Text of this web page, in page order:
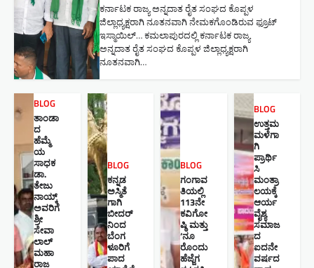
ಕರ್ನಾಟಕ ರಾಜ್ಯ ಅನ್ನದಾತ ರೈತ ಸಂಘದ ಕೊಪ್ಪಳ
ಜಿಲ್ಲಾಧ್ಯಕ್ಷರಾಗಿ ನೂತನವಾಗಿ ನೇಮಕಗೊಂಡಿರುವ ಫ್ರೂಟ್
ಇಸ್ಮಾಯಿಲ್… ಕಮಲಾಪುರದಲ್ಲಿ ಕರ್ನಾಟಕ ರಾಜ್ಯ
ಅನ್ನದಾತ ರೈತ ಸಂಘದ ಕೊಪ್ಪಳ ಜಿಲ್ಲಾಧ್ಯಕ್ಷರಾಗಿ
ನೂತನವಾಗಿ…
BLOG
ತಾಂಡಾ
ದ
ಹೆಮ್ಮೆ
ಯ
ಸಾಧಕ
ಡಾ.
ತೇಜು
ನಾಯ್ಕ್
ಅವರಿಗೆ
ಶ್ರೀ
ಸೇವಾ
ಲಾಲ್
ಮಹಾ
ರಾಜ
BLOG
ಕನ್ನಡ
ಅಸ್ಮಿತೆ
ಗಾಗಿ
ಬೀದರ್
ನಿಂದ
ಬೆಂಗ
ಳೂರಿಗೆ
ಪಾದ
BLOG
ಗಂಗಾವ
ತಿಯಲ್ಲಿ
113ನೇ
ಕವಿಗೋ
ಷ್ಠಿ ಮತ್ತು
‘ನೂ
ರೊಂದು
ಹೆಜ್ಜೆಗ
BLOG
ಉತ್ತಮ
ಮಳೆಗಾ
ಗಿ
ಪ್ರಾರ್ಥಿ
ಸಿ
ಮಂತ್ರಾ
ಲಯಕ್ಕೆ
ಆರ್ಯ
ವೈಶ್ಯ
ಸಮಾಜ
ದ
ಐದನೇ
ವರ್ಷದ